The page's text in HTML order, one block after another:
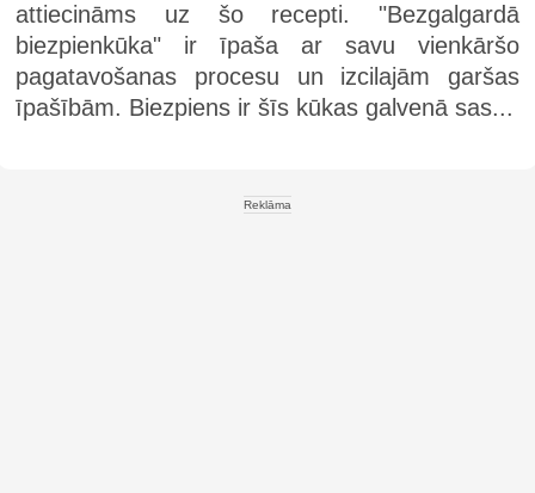
attiecināms uz šo recepti. "Bezgalgardā
biezpienkūka" ir īpaša ar savu vienkāršo
pagatavošanas procesu un izcilajām garšas
īpašībām. Biezpiens ir šīs kūkas galvenā sas...
Reklāma